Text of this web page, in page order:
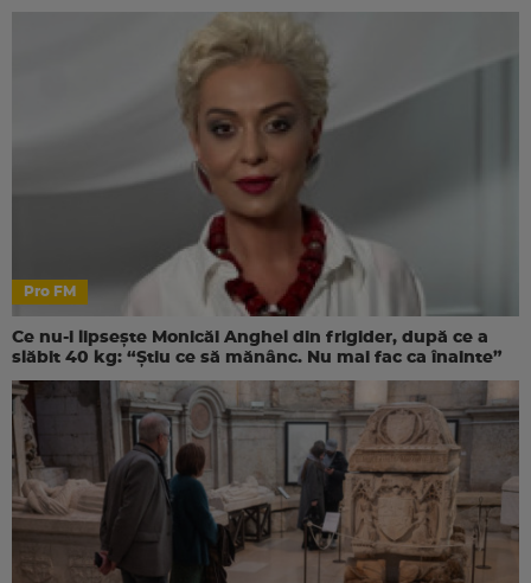
Pro FM
Ce nu-i lipsește Monicăi Anghel din frigider, după ce a
slăbit 40 kg: “Știu ce să mănânc. Nu mai fac ca înainte”